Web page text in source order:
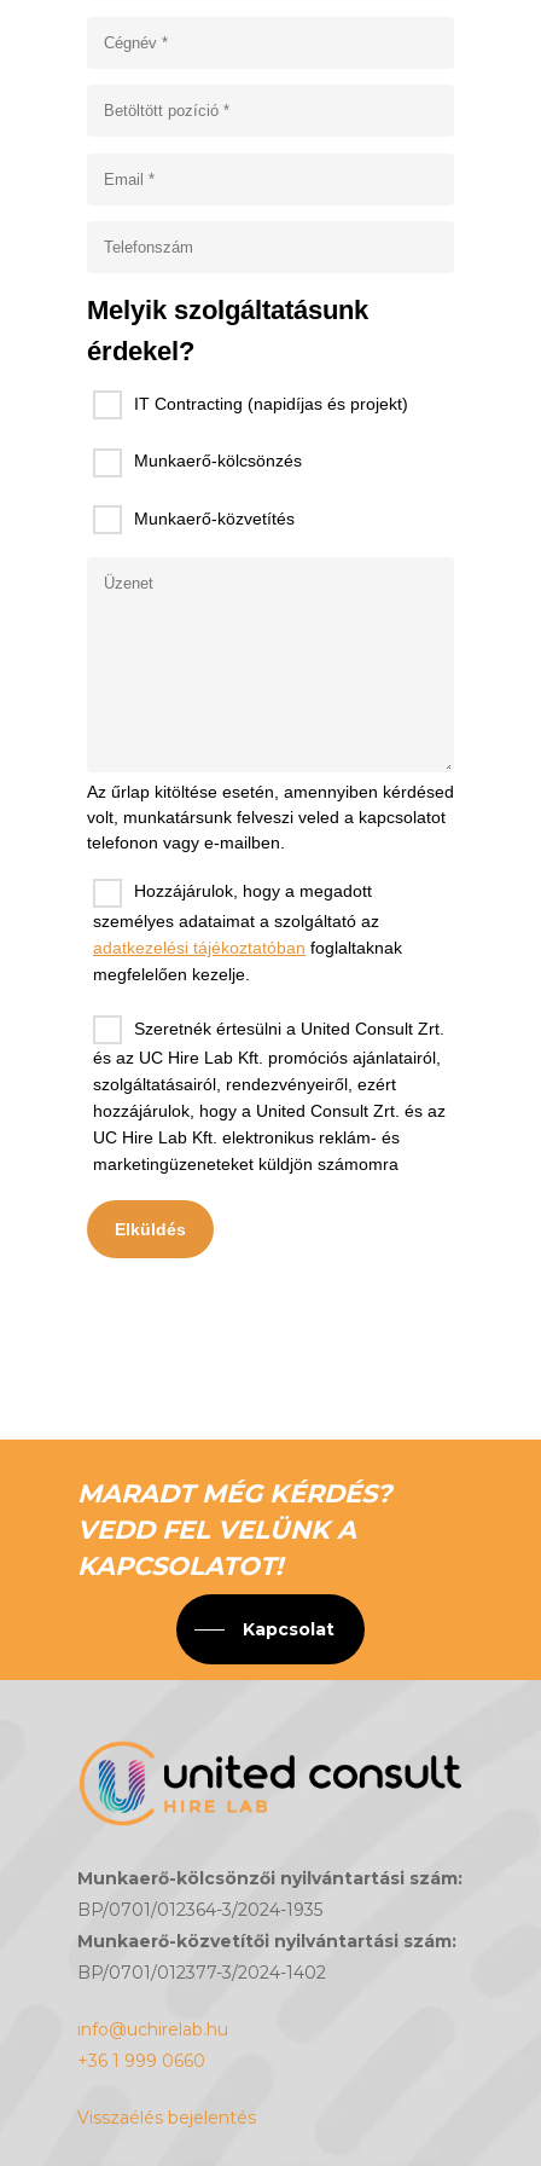
MARADT MÉG KÉRDÉS?
VEDD FEL VELÜNK A
KAPCSOLATOT!
Kapcsolat
Munkaerő-kölcsönzői nyilvántartási szám:
BP/0701/012364-3/2024-1935
Munkaerő-közvetítői nyilvántartási szám:
BP/0701/012377-3/2024-1402
info@uchirelab.hu
+36 1 999 0660
Visszaélés bejelentés